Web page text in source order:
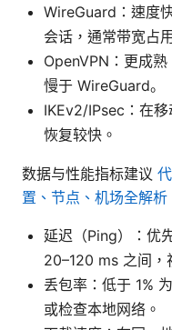
WireGuard：速度
会话，通常带宽占
OpenVPN：更成
慢于 WireGuard。
IKEv2/IPsec：在
恢复较快。
数据与性能指标建议
置、节点、机场全解
延迟（Ping）：优
20–120 ms 之间，
丢包率：低于 1%
或检查本地网络。